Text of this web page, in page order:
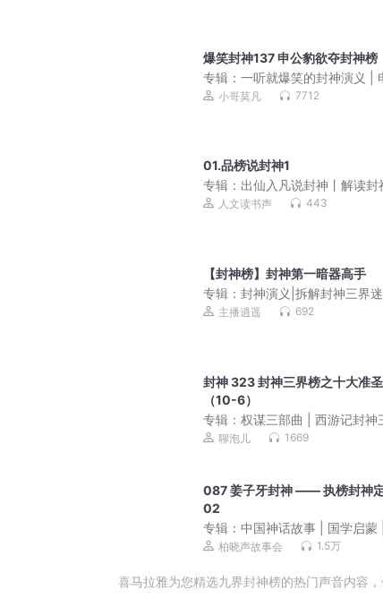
爆笑封神137 申公豹欲夺封神榜
专辑： 一听就爆笑的封神演义 |
《封神》口碑大逆转，只因高度
小哥莫凡 7712
01.品榜说封神1
专辑： 出仙入凡说封神丨解读封
内蕴丨细说精彩神魔世界
人文读书声 443
【封神榜】封神第一暗器高手
专辑： 封神演义|拆解封神三界
榜解析
主播逍遥 692
封神 323 封神三界榜之十大准
（10-6）
专辑： 权谋三部曲 | 西游记封神
生必读四大名著新解
聊泡儿 1669
087 姜子牙封神 —— 执榜封神
02
专辑： 中国神话故事 | 国学启蒙
故事会
柏晓声故事会 1.5万
喜马拉雅为您精选九界封神榜的热门声音内容